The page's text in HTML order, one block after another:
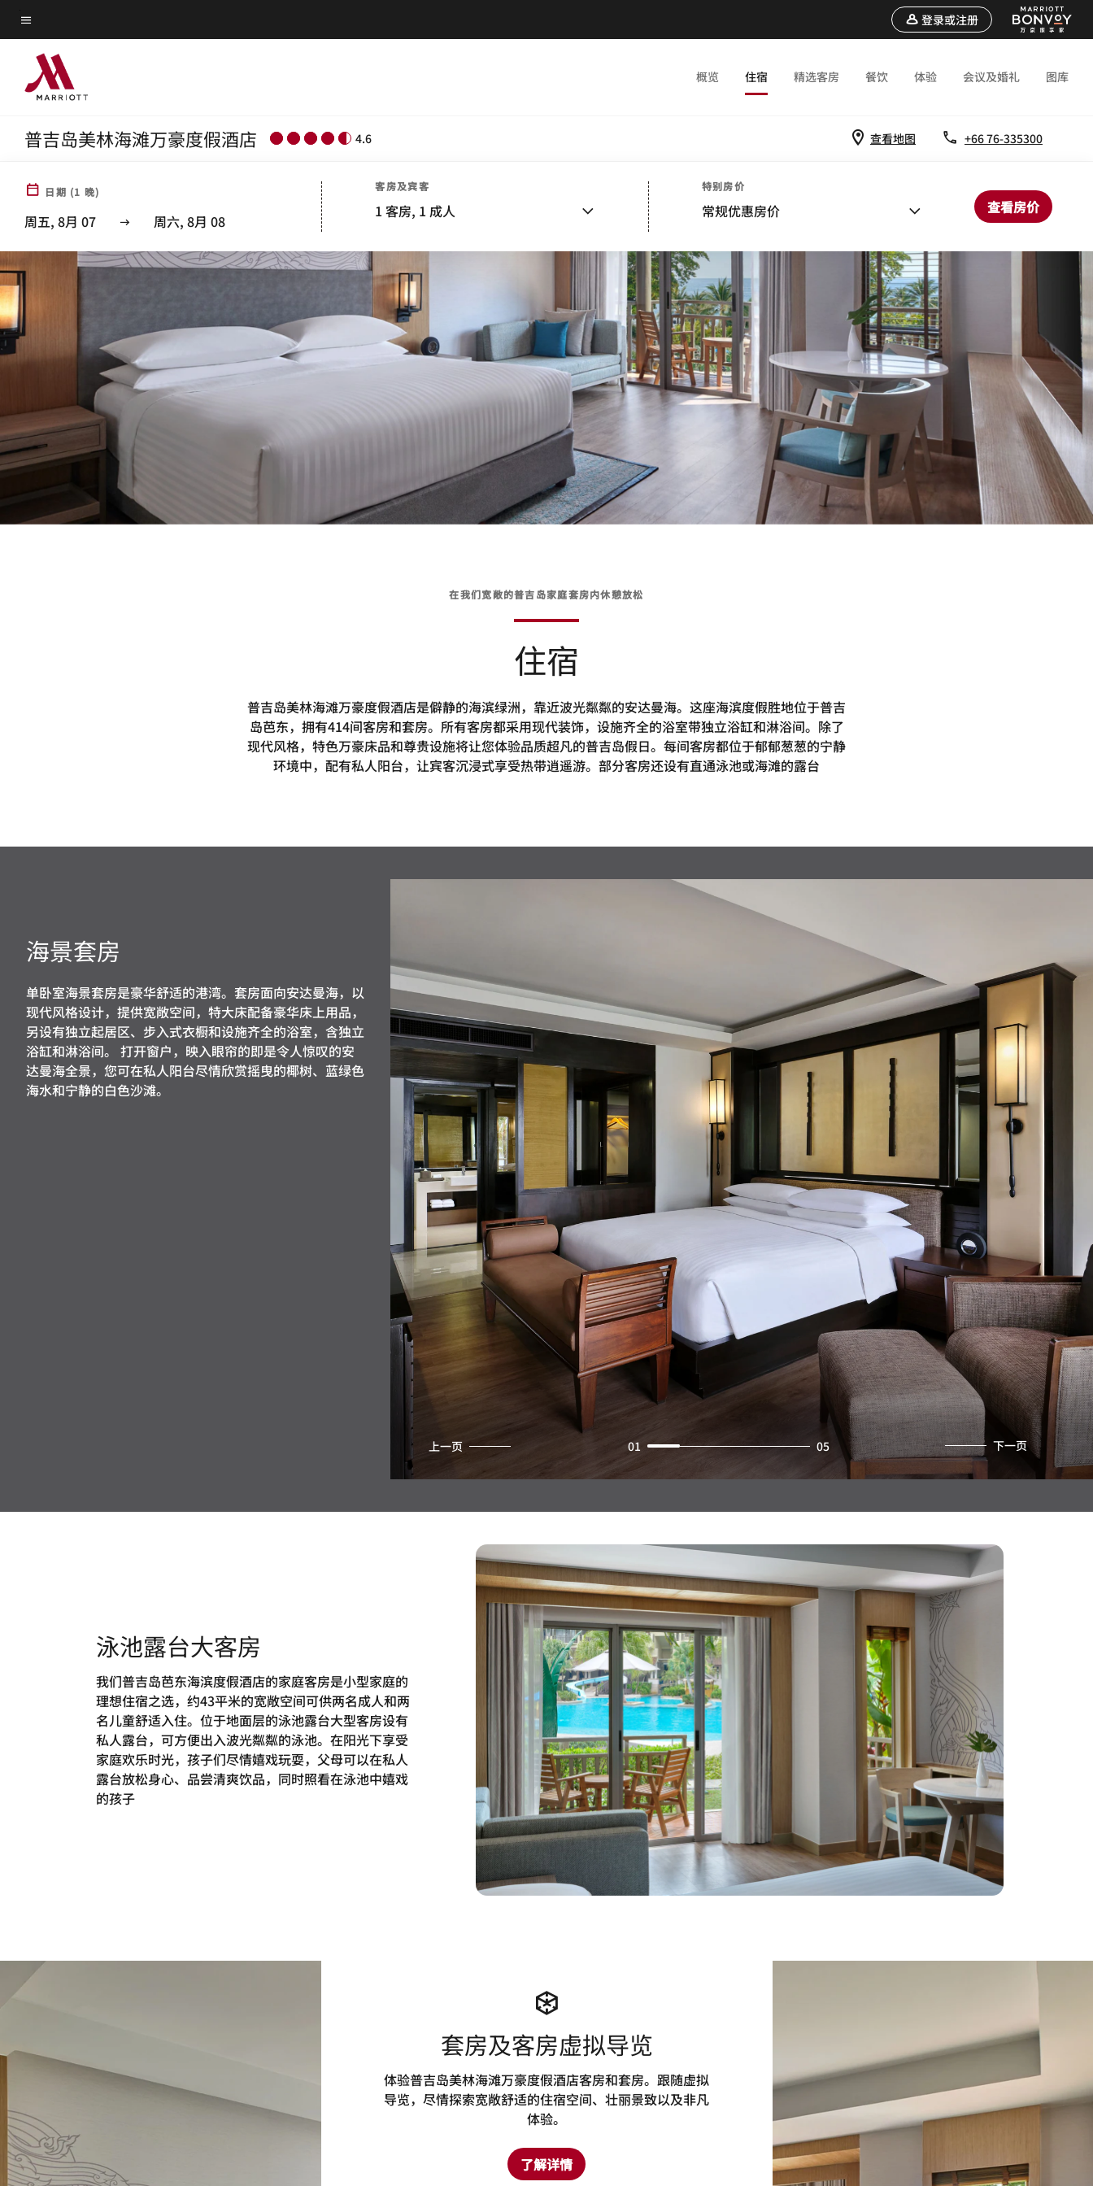
Skip
to
main
content
菜单文本
登录或注册
概览 住宿 精选客房 餐饮 体验 会议及婚礼 图库
普吉岛美林海滩万豪度假酒店 4.6 查看地图 +66 76-335300
日期 (1 晚)
周五, 8月 07 周六, 8月 08
客房及宾客
1 客房, 1 成人
特别房价
常规优惠房价 查看房价
在我们宽敞的普吉岛家庭套房内休憩放松
住宿
普吉岛美林海滩万豪度假酒店是僻静的海滨绿洲，靠近波光粼粼的安达曼海。这座海滨度假胜地位于普吉
岛芭东，拥有414间客房和套房。所有客房都采用现代装饰，设施齐全的浴室带独立浴缸和淋浴间。除了
现代风格，特色万豪床品和尊贵设施将让您体验品质超凡的普吉岛假日。每间客房都位于郁郁葱葱的宁静
环境中，配有私人阳台，让宾客沉浸式享受热带逍遥游。部分客房还设有直通泳池或海滩的露台
海景套房
单卧室海景套房是豪华舒适的港湾。套房面向安达曼海，以
现代风格设计，提供宽敞空间，特大床配备豪华床上用品，
另设有独立起居区、步入式衣橱和设施齐全的浴室，含独立
浴缸和淋浴间。 打开窗户，映入眼帘的即是令人惊叹的安
达曼海全景，您可在私人阳台尽情欣赏摇曳的椰树、蓝绿色
海水和宁静的白色沙滩。
上一页 01 05 下一页
泳池露台大客房
我们普吉岛芭东海滨度假酒店的家庭客房是小型家庭的
理想住宿之选，约43平米的宽敞空间可供两名成人和两
名儿童舒适入住。位于地面层的泳池露台大型客房设有
私人露台，可方便出入波光粼粼的泳池。在阳光下享受
家庭欢乐时光，孩子们尽情嬉戏玩耍，父母可以在私人
露台放松身心、品尝清爽饮品，同时照看在泳池中嬉戏
的孩子
套房及客房虚拟导览
体验普吉岛美林海滩万豪度假酒店客房和套房。跟随虚拟
导览，尽情探索宽敞舒适的住宿空间、壮丽景致以及非凡
体验。
了解详情